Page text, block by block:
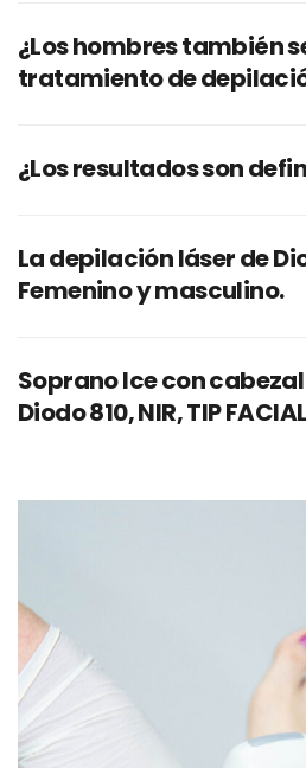
¿Los hombres también
tratamiento de
¿Los resultados son
La depilación láser de
Femenino y masculino.
Soprano Ice con
Diodo 810, NIR, TIP